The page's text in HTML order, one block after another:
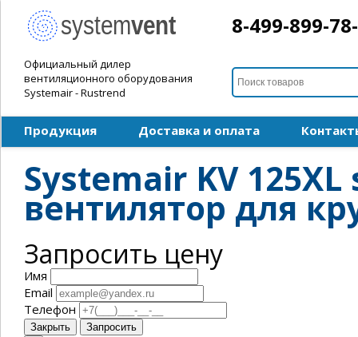
Официальный дилер
вентиляционного оборудования
Systemair - Rustrend
8-499-899-
Продукция Доставка и оплата
Systemair KV
вентилятор для
Запросить цену
Имя
Email
Телефон
Закрыть
Запросить